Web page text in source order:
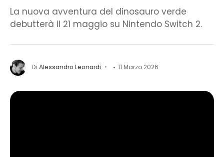
La nuova avventura del dinosauro verde
debutterà il 21 maggio su Nintendo Switch 2.
Di Alessandro Leonardi 11 Marzo 2026